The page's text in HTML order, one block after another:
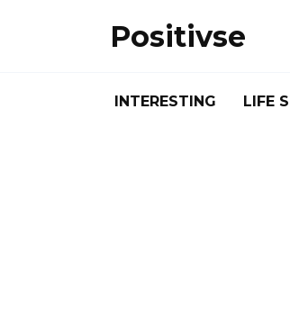
Positivse
INTERESTING LIFE